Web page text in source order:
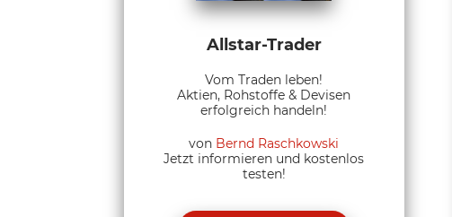
Allstar-Trader
Vom Traden leben!
Aktien, Rohstoffe & Devisen
erfolgreich handeln!
von Bernd Raschkowski
Jetzt informieren und kostenlos
testen!